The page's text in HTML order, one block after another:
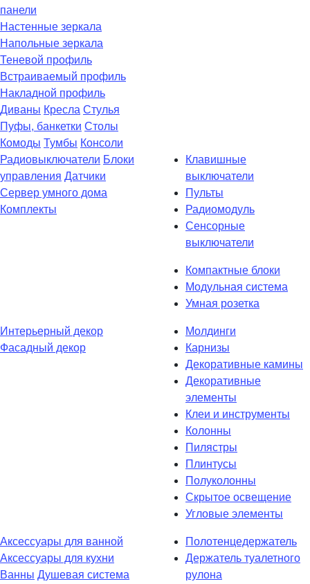
панели
Настенные зеркала
Напольные зеркала
Теневой профиль
Встраиваемый профиль
Накладной профиль
Диваны Кресла Стулья
Пуфы, банкетки Столы
Комоды Тумбы Консоли
Радиовыключатели Блоки
управления Датчики
Сервер умного дома
Комплекты
Клавишные
выключатели
Пульты
Радиомодуль
Сенсорные
выключатели
Компактные блоки
Модульная система
Умная розетка
Интерьерный декор
Фасадный декор
Молдинги
Карнизы
Декоративные камины
Декоративные
элементы
Клеи и инструменты
Колонны
Пилястры
Плинтусы
Полуколонны
Скрытое освещение
Угловые элементы
Аксессуары для ванной
Аксессуары для кухни
Ванны Душевая система
Полотенцедержатель
Держатель туалетного
рулона